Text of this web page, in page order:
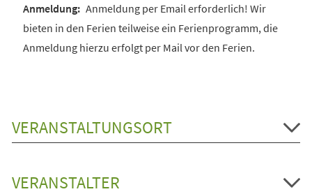
Anmeldung per Email erforderlich! Wir
bieten in den Ferien teilweise ein Ferienprogramm, die
Anmeldung hierzu erfolgt per Mail vor den Ferien.
VERANSTALTUNGSORT
VERANSTALTER